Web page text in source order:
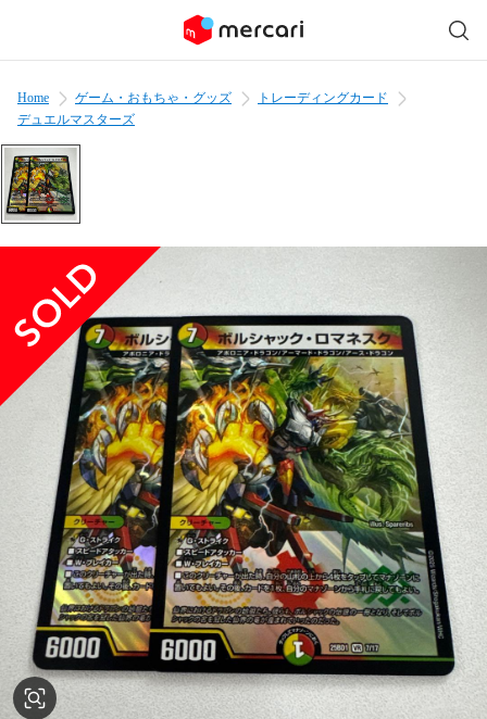
Home ゲーム・おもちゃ・グッズ
トレーディングカード
デュエルマスターズ